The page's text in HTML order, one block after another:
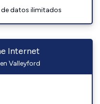
datos ilimitados
Internet
Valleyford